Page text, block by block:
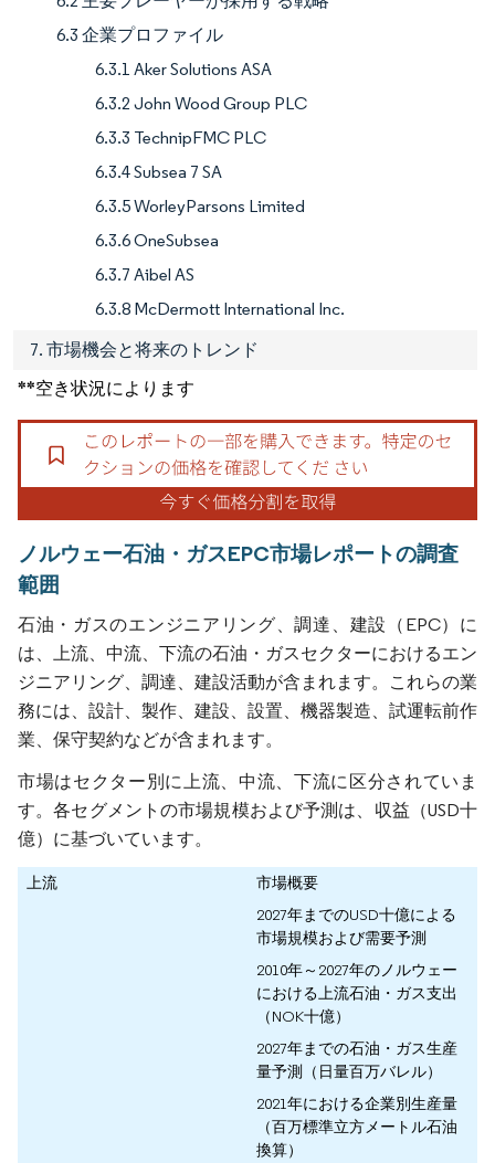
6.3 企業プロファイル
6.3.1 Aker Solutions ASA
6.3.2 John Wood Group PLC
6.3.3 TechnipFMC PLC
6.3.4 Subsea 7 SA
6.3.5 WorleyParsons Limited
6.3.6 OneSubsea
6.3.7 Aibel AS
6.3.8 McDermott International Inc.
7. 市場機会と将来のトレンド
**空き状況によります
ノルウェー石油・ガスEPC市場レポートの調査
範囲
石油・ガスのエンジニアリング、調達、建設（EPC）に
は、上流、中流、下流の石油・ガスセクターにおけるエン
ジニアリング、調達、建設活動が含まれます。これらの業
務には、設計、製作、建設、設置、機器製造、試運転前作
業、保守契約などが含まれます。
市場はセクター別に上流、中流、下流に区分されていま
す。各セグメントの市場規模および予測は、収益（USD十
億）に基づいています。
上流
市場概要
2027年までのUSD十億による
市場規模および需要予測
2010年～2027年のノルウェー
における上流石油・ガス支出
（NOK十億）
2027年までの石油・ガス生産
量予測（日量百万バレル）
2021年における企業別生産量
（百万標準立方メートル石油
換算）